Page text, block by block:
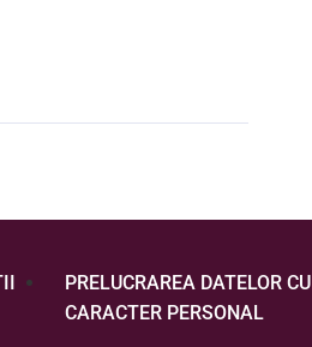
PRELUCRAREA DATELOR CU
CARACTER PERSONAL